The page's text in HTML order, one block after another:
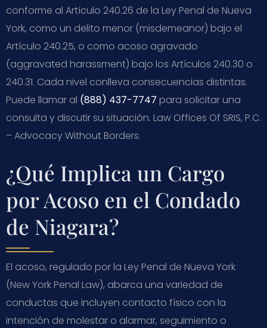
conforme al Artículo 240.26 de la Ley Penal de Nueva
York, como un delito menor (misdemeanor) bajo el
Artículo 240.25, o como acoso agravado
(aggravated harassment) bajo los Artículos 240.30 o
240.31. Cada nivel conlleva consecuencias distintas.
Puede llamar al (888) 437-7747 para solicitar una
consulta y discutir su situación. Law Offices Of SRIS, P.C.
– Advocacy Without Borders.
¿Qué Implica un Cargo
por Acoso en el Condado
de Niagara?
El acoso, regulado por la Ley Penal de Nueva York
(New York Penal Law), abarca una variedad de
conductas que incluyen contacto físico con la
intención de molestar o alarmar, seguimiento o